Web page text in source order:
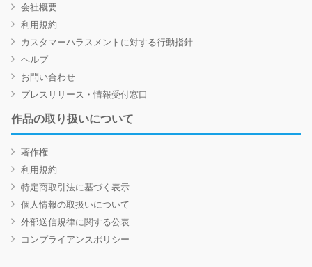
会社概要
利用規約
カスタマーハラスメントに対する行動指針
ヘルプ
お問い合わせ
プレスリリース・情報受付窓口
作品の取り扱いについて
著作権
利用規約
特定商取引法に基づく表示
個人情報の取扱いについて
外部送信規律に関する公表
コンプライアンスポリシー